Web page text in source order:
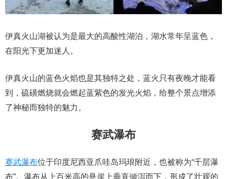
伊真火山湖被认为是最大的高酸性湖泊，湖水常年呈蓝色，
在阳光下更加迷人。
伊真火山的蓝色火焰也是其独特之处，蓝火只有夜晚才能看
到，硫磺燃烧就会燃起蓝紫色的发光火焰，给整个景点增添
了神秘而独特的魅力。
赛武瀑布
赛武瀑布位于印度尼西亚爪哇岛玛琅附近，也被称为“千层瀑
布”。瀑布从上百米高的悬崖上垂直倾泻而下，形成了壮观的